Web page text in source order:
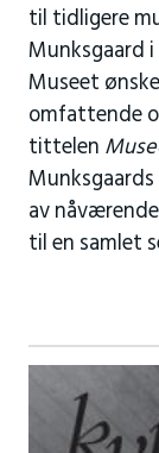
til tidligere
Munksgaard
Museet
omfattende
tittelen
av
til en samlet